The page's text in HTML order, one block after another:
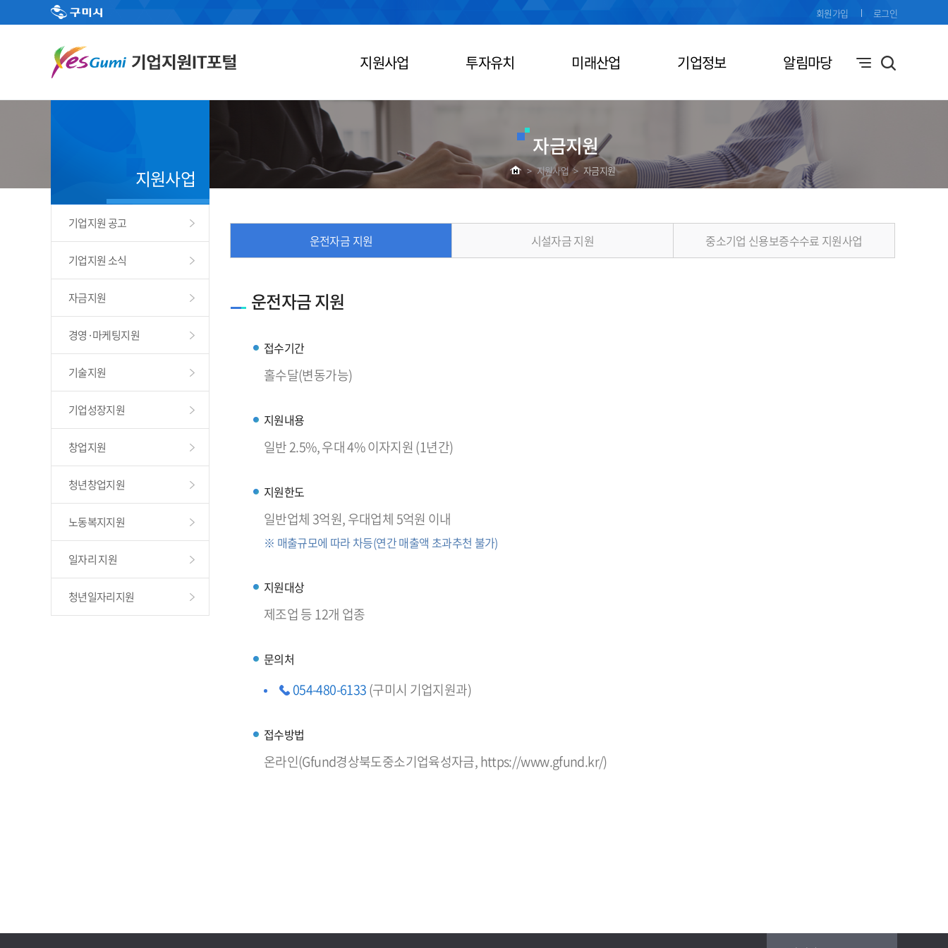
지원사업 투자유치 미래산업 기업정보 알림마당
회원가입 로그인
자금지원
> 지원사업 > 자금지원
지원사업
기업지원 공고
기업지원 소식
자금지원
경영·마케팅지원
기술지원
기업성장지원
창업지원
청년창업지원
노동복지지원
일자리 지원
청년일자리지원
운전자금 지원 시설자금 지원 중소기업 신용보증수수료 지원사업
운전자금 지원
접수기간
홀수달(변동가능)
지원내용
일반 2.5%, 우대 4% 이자지원 (1년간)
지원한도
일반업체 3억원, 우대업체 5억원 이내
※ 매출규모에 따라 차등(연간 매출액 초과추천 불가)
지원대상
제조업 등 12개 업종
문의처
054-480-6133(구미시 기업지원과)
접수방법
온라인(Gfund경상북도중소기업육성자금,https://www.gfund.kr/)